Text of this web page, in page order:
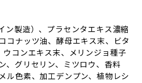
ン製造）、プラセンタエキス濃縮
コナッツ油、酵母エキス末、ビタ
ウコンエキス末、メリンジョ種子
、グリセリン、ミツロウ、香料
ル色素、加工デンプン、植物レシ